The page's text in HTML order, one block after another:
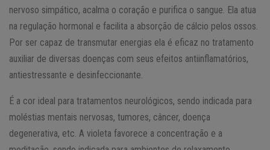
nervoso simpático, acalma o coração e purifica o sangue. Ela atua
na regulação hormonal e facilita a absorção de cálcio pelos ossos.
Por ser capaz de transmutar energias ela é eficaz no tratamento
auxiliar de diversas doenças com seus efeitos antiinflamatórios,
antiestressante e desinfeccionante.
É a cor ideal para tratamentos neurológicos, sendo indicada para
moléstias mentais nervosas, tumores, câncer, doença
degenerativa, etc. A violeta favorece a concentração e a